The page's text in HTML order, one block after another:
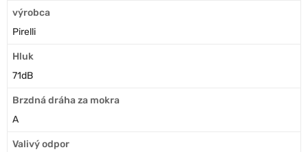
výrobca
Pirelli
Hluk
71dB
Brzdná dráha za mokra
A
Valivý odpor